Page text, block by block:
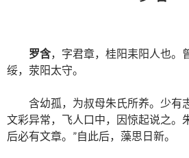
罗含，字君章，桂阳耒阳人也。
绥，荥阳太守。
含幼孤，为叔母朱氏所养。少有
文彩异常，飞人口中，因惊起说之。
后必有文章。”自此后，藻思日新。